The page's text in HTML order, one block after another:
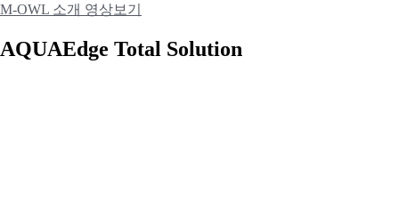
M-OWL 소개 영상보기
AQUAEdge Total Solution